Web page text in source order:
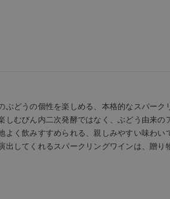
ぶどうの個性を楽しめる、本格的なスパーク
しむびん内二次発酵ではなく、ぶどう由来
よく飲みすすめられる、親しみやすい味わい
出してくれるスパークリングワインは、贈り